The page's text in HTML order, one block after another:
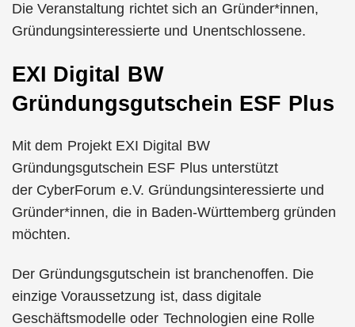
Die Veranstaltung richtet sich an Gründer*innen,
Gründungsinteressierte und Unentschlossene.
EXI Digital BW
Gründungsgutschein ESF Plus
Mit dem Projekt EXI Digital BW
Gründungsgutschein ESF Plus unterstützt
der CyberForum e.V. Gründungsinteressierte und
Gründer*innen, die in Baden-Württemberg gründen
möchten.
Der Gründungsgutschein ist branchenoffen. Die
einzige Voraussetzung ist, dass digitale
Geschäftsmodelle oder Technologien eine Rolle